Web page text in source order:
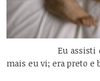
Eu assisti
mais eu vi; era preto e